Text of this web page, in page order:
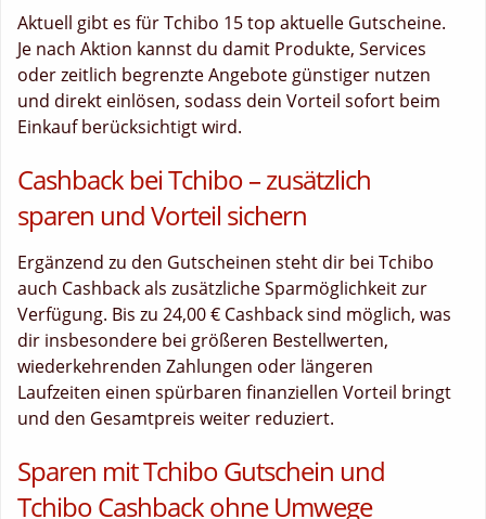
Aktuell gibt es für Tchibo 15 top aktuelle Gutscheine.
Je nach Aktion kannst du damit Produkte, Services
oder zeitlich begrenzte Angebote günstiger nutzen
und direkt einlösen, sodass dein Vorteil sofort beim
Einkauf berücksichtigt wird.
Cashback bei Tchibo – zusätzlich
sparen und Vorteil sichern
Ergänzend zu den Gutscheinen steht dir bei Tchibo
auch Cashback als zusätzliche Sparmöglichkeit zur
Verfügung. Bis zu 24,00 € Cashback sind möglich, was
dir insbesondere bei größeren Bestellwerten,
wiederkehrenden Zahlungen oder längeren
Laufzeiten einen spürbaren finanziellen Vorteil bringt
und den Gesamtpreis weiter reduziert.
Sparen mit Tchibo Gutschein und
Tchibo Cashback ohne Umwege